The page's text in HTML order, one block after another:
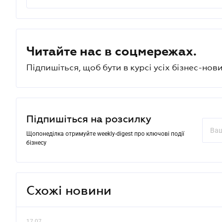
Читайте нас в соцмережах.
Підпишіться, щоб бути в курсі усіх бізнес-
Підпишіться на розсилку
Щопонеділка отримуйте weekly-digest про ключові події
бізнесу
Схожі новини